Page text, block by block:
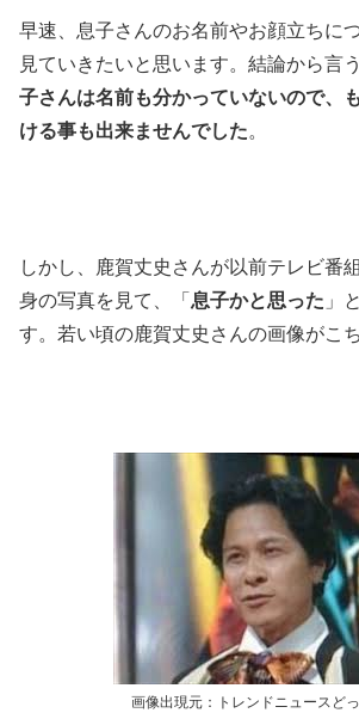
早速、息子さんのお名前やお顔立ちに
見ていきたいと思います。結論から言う
子さんは名前も分かっていないので、
ける事も出来ませんでした。
しかし、鹿賀丈史さんが以前テレビ番
身の写真を見て、「 息子かと思った 」
す。若い頃の鹿賀丈史さんの画像がこ
画像出現元：トレンドニュースど